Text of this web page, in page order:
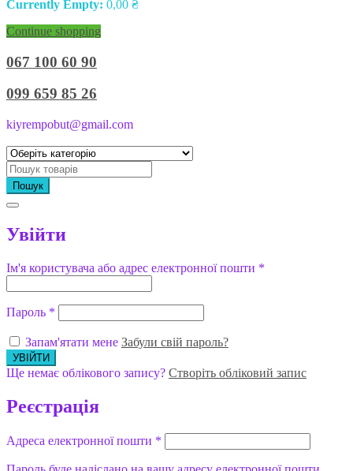
Currently Empty: 0,00 ₴
Continue shopping
067 100 60 90
099 659 85 26
kiyrempobut@gmail.com
Пошук
Увійти
Ім'я користувача або адрес електронної пошти *
Пароль *
Запам'ятати мене Забули свій пароль?
Ще немає облікового запису? Створіть обліковий запис
Реєстрація
Адреса електронної пошти *